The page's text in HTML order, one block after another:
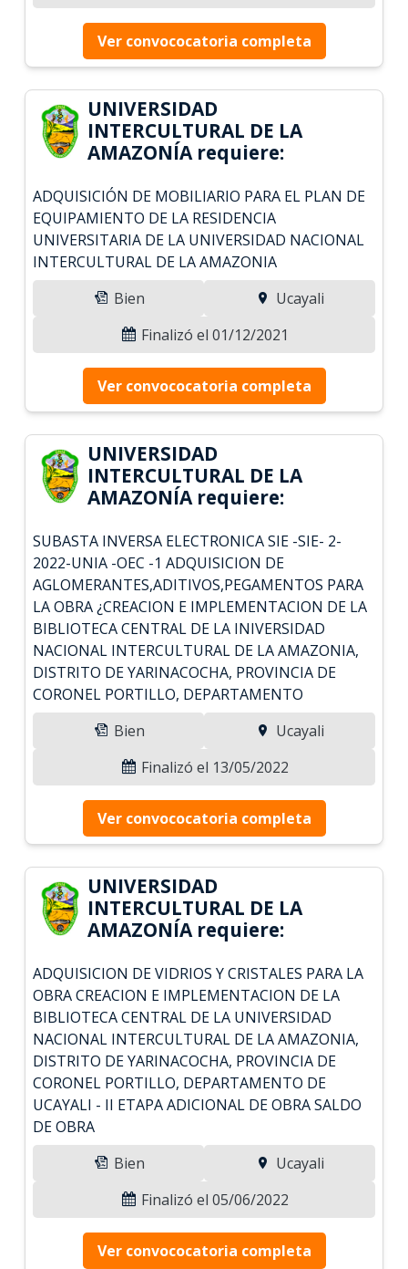
Ver convococatoria completa
UNIVERSIDAD
INTERCULTURAL DE LA
AMAZONÍA requiere:
ADQUISICIÓN DE MOBILIARIO PARA EL PLAN DE
EQUIPAMIENTO DE LA RESIDENCIA
UNIVERSITARIA DE LA UNIVERSIDAD NACIONAL
INTERCULTURAL DE LA AMAZONIA
Bien
Ucayali
Finalizó el 01/12/2021
Ver convococatoria completa
UNIVERSIDAD
INTERCULTURAL DE LA
AMAZONÍA requiere:
SUBASTA INVERSA ELECTRONICA SIE -SIE- 2-
2022-UNIA -OEC -1 ADQUISICION DE
AGLOMERANTES,ADITIVOS,PEGAMENTOS PARA
LA OBRA ¿CREACION E IMPLEMENTACION DE LA
BIBLIOTECA CENTRAL DE LA INIVERSIDAD
NACIONAL INTERCULTURAL DE LA AMAZONIA,
DISTRITO DE YARINACOCHA, PROVINCIA DE
CORONEL PORTILLO, DEPARTAMENTO
Bien
Ucayali
Finalizó el 13/05/2022
Ver convococatoria completa
UNIVERSIDAD
INTERCULTURAL DE LA
AMAZONÍA requiere:
ADQUISICION DE VIDRIOS Y CRISTALES PARA LA
OBRA CREACION E IMPLEMENTACION DE LA
BIBLIOTECA CENTRAL DE LA UNIVERSIDAD
NACIONAL INTERCULTURAL DE LA AMAZONIA,
DISTRITO DE YARINACOCHA, PROVINCIA DE
CORONEL PORTILLO, DEPARTAMENTO DE
UCAYALI - II ETAPA ADICIONAL DE OBRA SALDO
DE OBRA
Bien
Ucayali
Finalizó el 05/06/2022
Ver convococatoria completa